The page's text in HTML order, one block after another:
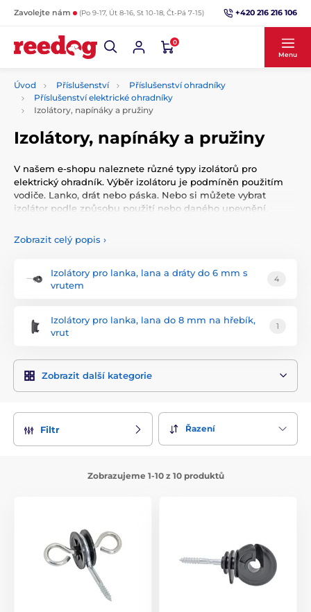
Zavolejte nám (Po 9-17, Út 8-16, St 10-18, Čt-Pá 7-15) +420 216 216 106
0
Menu
Úvod Příslušenství
Příslušenství ohradníky
Příslušenství elektrické ohradníky
Izolátory, napínáky a pružiny
Izolátory, napínáky a pružiny
V našem e-shopu naleznete různé typy izolátorů pro
elektrický ohradník. Výběr izolátoru je podmíněn použitím
vodiče. Lanko, drát nebo páska. Nebo si můžete vybrat
izolátor podle způsobu použití nebo daného upevnění.
Zobrazit celý popis ›
Izolátory pro lanka, lana a dráty do 6 mm s
vrutem
4
Izolátory pro lanka, lana do 8 mm na hřebík,
vrut
1
Zobrazit další kategorie
Filtr Řazení
Zobrazujeme 1-10 z 10 produktů